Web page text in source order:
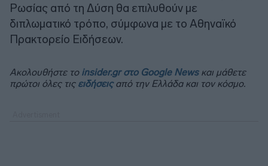
Ρωσίας από τη Δύση θα επιλυθούν με
διπλωματικό τρόπο, σύμφωνα με το Αθηναϊκό
Πρακτορείο Ειδήσεων.
Ακολουθήστε το insider.gr στο Google Newsκαι μάθετε
πρώτοι όλες τις ειδήσειςαπό την Ελλάδα και τον κόσμο.